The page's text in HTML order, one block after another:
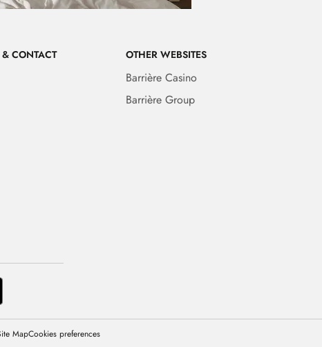
CONTACT OTHER WEBSITES
Barrière Casino
Barrière Group
MapCookies preferences